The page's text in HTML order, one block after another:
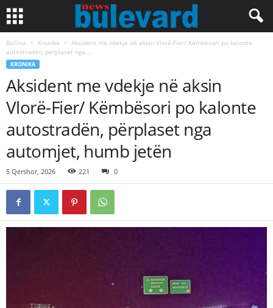
Ballina Kronika
Aksident me vdekje në aksin Vlorë-Fier/ Këmbësori po kalonte
autostradën, përplaset nga...
KRONIKA
Aksident me vdekje në aksin
Vlorë-Fier/ Këmbësori po kalonte
autostradën, përplaset nga
automjet, humb jetën
5 Qershor, 2026 221 0